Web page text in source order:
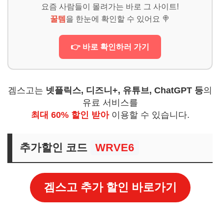
요즘 사람들이 몰려가는 바로 그 사이트!
꿀템 을 한눈에 확인할 수 있어요 🍭
👉 바로 확인하러 가기
겜스고는 넷플릭스, 디즈니+, 유튜브, ChatGPT 등의
유료 서비스를
최대 60% 할인 받아이용할 수 있습니다.
추가할인 코드 WRVE6
겜스고 추가 할인 바로가기